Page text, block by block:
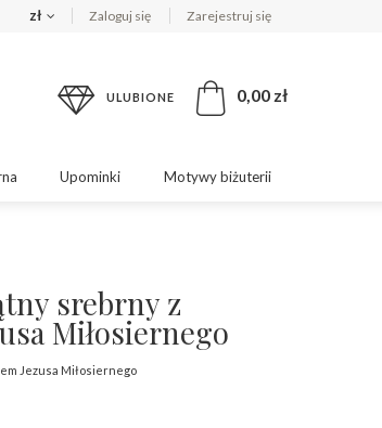
zł Zaloguj się Zarejestruj się
ULUBIONE 0,00 zł
Upominki Motywy biżuterii
srebrny z
Miłosiernego
Jezusa Miłosiernego